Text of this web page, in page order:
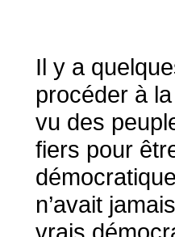
Il y a
procéder à
vu des
fiers pour
n’avait